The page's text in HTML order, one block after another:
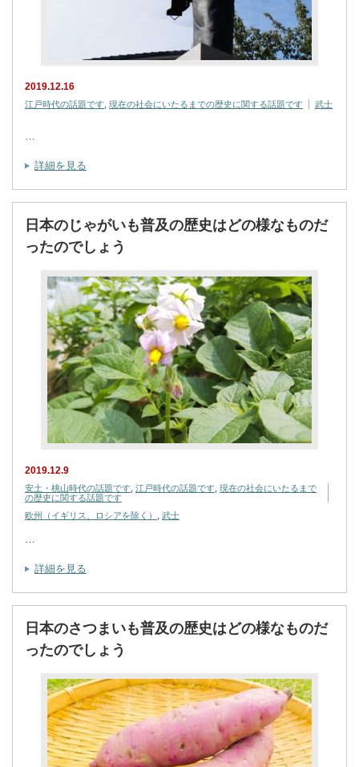
2019.12.16
江戸時代の話題です 現在の社会にいたるまでの歴史に関する話題です 武士
…
詳細を見る
日本のじゃがいも普及の歴史はどの様なものだ
ったのでしょう
2019.12.9
安土・桃山時代の話題です 江戸時代の話題です 現在の社会にいたるまで
の歴史に関する話題です
欧州（イギリス、ロシアを除く）
武士
詳細を見る
日本のさつまいも普及の歴史はどの様なものだ
ったのでしょう